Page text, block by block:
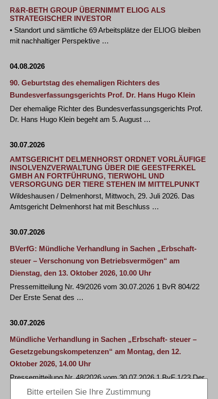
R&R-BETH GROUP ÜBERNIMMT ELIOG ALS
STRATEGISCHER INVESTOR
• Standort und sämtliche 69 Arbeitsplätze der ELIOG bleiben
mit nachhaltiger Perspektive …
04.08.2026
90. Geburtstag des ehemaligen Richters des
Bundesverfassungsgerichts Prof. Dr. Hans Hugo Klein
Der ehemalige Richter des Bundesverfassungsgerichts Prof.
Dr. Hans Hugo Klein begeht am 5. August …
30.07.2026
AMTSGERICHT DELMENHORST ORDNET VORLÄUFIGE
INSOLVENZVERWALTUNG ÜBER DIE GEESTFERKEL
GMBH AN FORTFÜHRUNG, TIERWOHL UND
VERSORGUNG DER TIERE STEHEN IM MITTELPUNKT
Wildeshausen / Delmenhorst, Mittwoch, 29. Juli 2026. Das
Amtsgericht Delmenhorst hat mit Beschluss …
30.07.2026
BVerfG: Mündliche Verhandlung in Sachen „Erbschaft-
steuer – Verschonung von Betriebsvermögen“ am
Dienstag, den 13. Oktober 2026, 10.00 Uhr
Pressemitteilung Nr. 49/2026 vom 30.07.2026 1 BvR 804/22
Der Erste Senat des …
30.07.2026
Mündliche Verhandlung in Sachen „Erbschaft- steuer –
Gesetzgebungskompetenzen“ am Montag, den 12.
Oktober 2026, 14.00 Uhr
Pressemitteilung Nr. 48/2026 vom 30.07.2026 1 BvF 1/23 Der
Erste Senat des Bundesverfassungsgerichts …